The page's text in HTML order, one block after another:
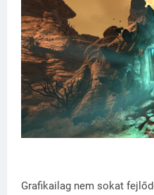
Grafikailag nem sokat